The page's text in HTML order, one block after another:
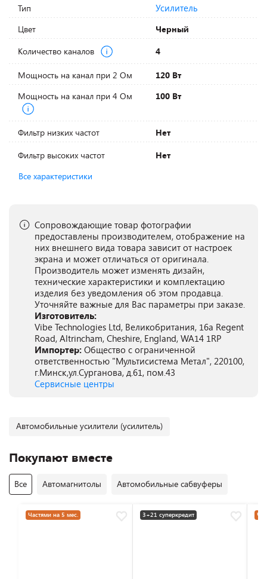
Тип Усилитель
Цвет
Черный
Количество каналов
4
Мощность на канал при 2 Ом
120 Вт
Мощность на канал при 4 Ом
100 Вт
Фильтр низких частот
Нет
Фильтр высоких частот
Нет
Все характеристики
Сопровождающие товар фотографии
предоставлены производителем, отображение на
них внешнего вида товара зависит от настроек
экрана и может отличаться от оригинала.
Производитель может изменять дизайн,
технические характеристики и комплектацию
изделия без уведомления об этом продавца.
Уточняйте важные для Вас параметры при заказе.
Изготовитель:
Vibe Technologies Ltd, Великобритания, 16a Regent
Road, Altrincham, Cheshire, England, WA14 1RP
Импортер: Общество с ограниченной
ответственностью "Мультисистема Метал", 220100,
г.Минск,ул.Сурганова, д.61, пом.43
Сервисные центры
Автомобильные усилители (усилитель)
Покупают вместе
Все Автомагнитолы Автомобильные сабвуферы
Частями на 5 мес. 3+21 суперкредит